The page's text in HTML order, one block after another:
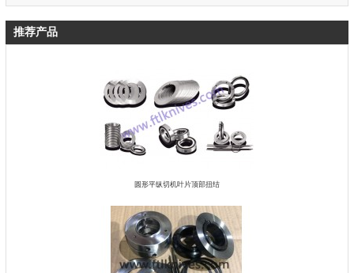
推荐产品
圆形平纵切机叶片顶部扭结